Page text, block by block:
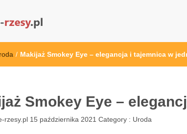
/ Makijaż Smokey Eye – elegancja i tajemnica w
Smokey Eye –
rzesy.pl 15 października 2021 Category : Uroda